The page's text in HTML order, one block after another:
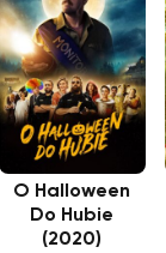
O Halloween
Do Hubie
(2020)